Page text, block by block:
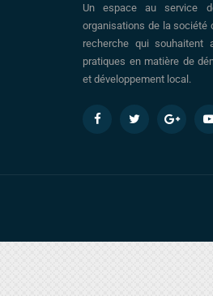
Un espace au service
organisations de la société
recherche qui souhaitent
pratiques en matière de
et développement local.